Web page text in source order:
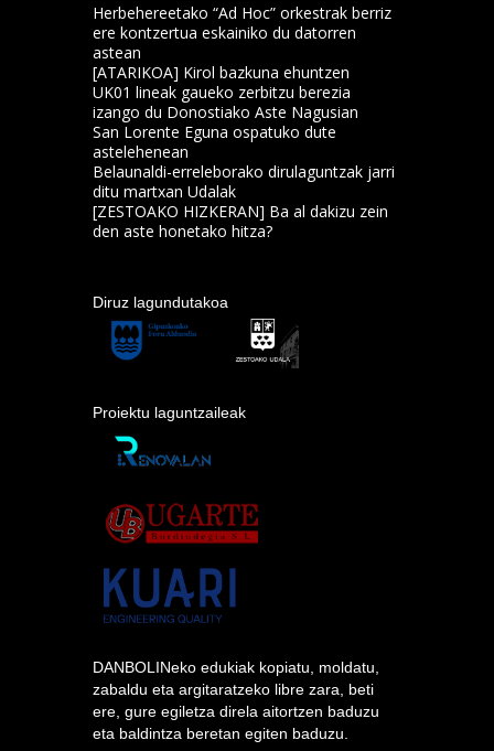
Herbehereetako “Ad Hoc” orkestrak berriz
ere kontzertua eskainiko du datorren
astean
[ATARIKOA] Kirol bazkuna ehuntzen
UK01 lineak gaueko zerbitzu berezia
izango du Donostiako Aste Nagusian
San Lorente Eguna ospatuko dute
astelehenean
Belaunaldi-erreleborako dirulaguntzak jarri
ditu martxan Udalak
[ZESTOAKO HIZKERAN] Ba al dakizu zein
den aste honetako hitza?
Diruz lagundutakoa
Proiektu laguntzaileak
DANBOLINeko edukiak kopiatu, moldatu,
zabaldu eta argitaratzeko libre zara, beti
ere, gure egiletza direla aitortzen baduzu
eta baldintza beretan egiten baduzu.